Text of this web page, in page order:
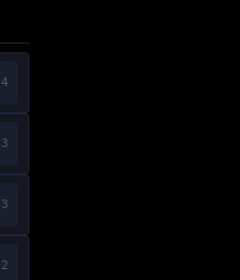
4
3
3
2